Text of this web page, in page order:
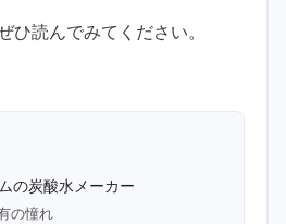
ひ読んでみてください。
の炭酸水メーカー
の憧れ